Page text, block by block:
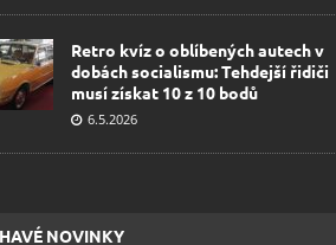
Retro kvíz o oblíbených autech v
dobách socialismu: Tehdejší řidiči
musí získat 10 z 10 bodů
6.5.2026
NOVINKY